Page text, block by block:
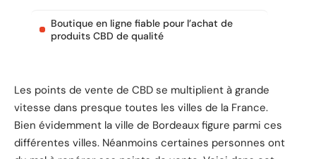
Boutique en ligne fiable pour l’achat de
produits CBD de qualité
Les points de vente de CBD se multiplient à grande
vitesse dans presque toutes les villes de la France.
Bien évidemment la ville de Bordeaux figure parmi ces
différentes villes. Néanmoins certaines personnes ont